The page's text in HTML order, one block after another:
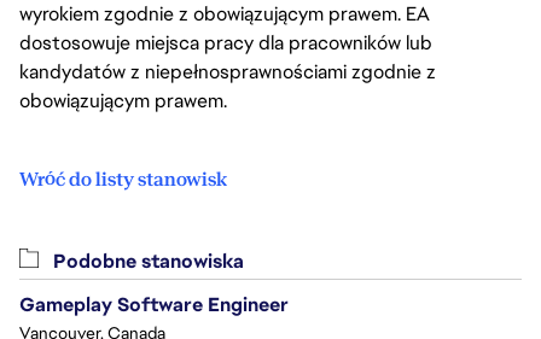
wyrokiem zgodnie z obowiązującym prawem. EA
dostosowuje miejsca pracy dla pracowników lub
kandydatów z niepełnosprawnościami zgodnie z
obowiązującym prawem.
Wróć do listy stanowisk
Podobne stanowiska
Gameplay Software Engineer
Vancouver, Canada